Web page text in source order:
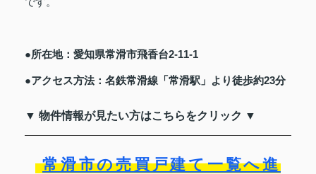
●所在地：愛知県常滑市飛香台2-11-1
●アクセス方法：名鉄常滑線「常滑駅」より徒歩約23分
▼ 物件情報が見たい方はこちらをクリック ▼
常滑市の売買戸建て一覧へ進